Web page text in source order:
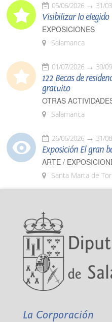
05/06/2026 31/
Visibilizar lo elegido
EXPOSICIONES
Salamanca
01/07/2026 30/
122 Becas de
gratuito
OTRAS
Salamanca
26/06/2026 31/
Exposición El gran
ARTE /
Santa Marta de
La Corporación